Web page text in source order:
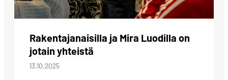
Rakentajanaisilla ja Mira Luodilla on
jotain yhteistä
13.10.2025